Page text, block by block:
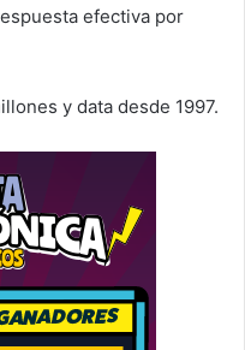
efectiva por
y data desde 1997.